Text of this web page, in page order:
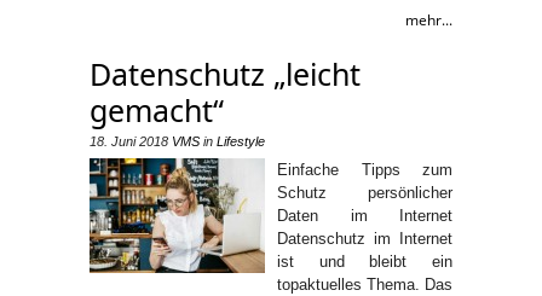
mehr...
Datenschutz „leicht
gemacht“
18. Juni 2018 VMS in Lifestyle
Einfache Tipps zum
Schutz persönlicher
Daten im Internet
Datenschutz im Internet
ist und bleibt ein
topaktuelles Thema. Das